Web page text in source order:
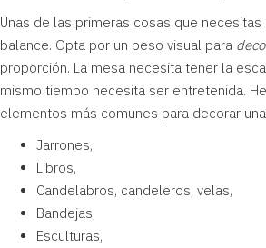
Unas de las primeras cosas que necesitas
balance. Opta por un peso visual para
proporción. La mesa necesita tener la
mismo tiempo necesita ser entretenida.
elementos más comunes para decorar
Jarrones,
Libros,
Candelabros, candeleros, velas,
Bandejas,
Esculturas,